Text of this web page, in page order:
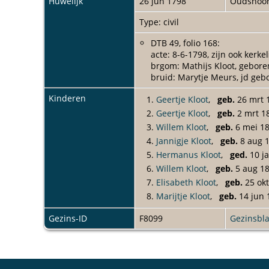
Aan de westkant waren
genoemd in 1630. Het
eigendomsoverdrachten,
in deze familie. Na Cornelis
Pieter en Harmen waren de
in het bedrijf in 1808 aan
aanbehuwd tante Trijntje
Matthijs Kloot werd
vestigde is niet precies
inschrijving of datum van
Cornelis Leliveld en nabij
dienst gekomen. Een jaar
Kloot-Meurs tot stand, die
beperkte zijn activiteiten tot
van zijn vader over.
Van de meest noordelijke
als onderpand voor de
hetzelfde jaar, of misschien
Na een aantal
Meer waarschijnlijk is het
Type: civil
DTB 49, folio 168:
acte: 8-6-1798, zijn ook
brgom: Mathijs Kloot,
bruid: Marytje Meurs, jd
Kinderen
1. Geertje Kloot, geb. 26 mrt
2. Geertje Kloot, geb. 2 mrt
3. Willem Kloot, geb. 6 mei
4. Jannigje Kloot, geb. 8 aug
5. Hermanus Kloot, ged. 10
6. Willem Kloot, geb. 5 aug
7. Elisabeth Kloot, geb. 25
8. Marijtje Kloot, geb. 14 jun
Gezins-ID
F8099